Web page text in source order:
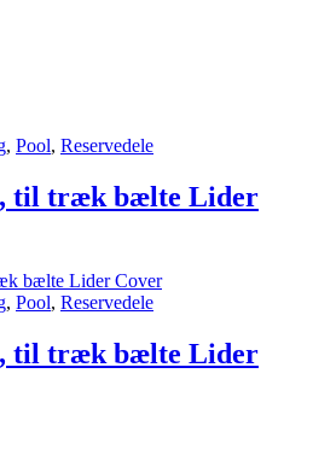
, Pool, Reservedele
til træk bælte Lider
, Pool, Reservedele
til træk bælte Lider